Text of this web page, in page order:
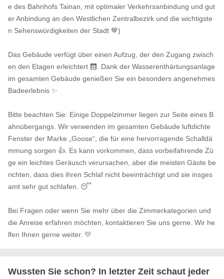
e des Bahnhofs Tainan, mit optimaler Verkehrsanbindung und gut
er Anbindung an den Westlichen Zentralbezirk und die wichtigste
n Sehenswürdigkeiten der Stadt 🤎)
Das Gebäude verfügt über einen Aufzug, der den Zugang zwisch
en den Etagen erleichtert 🛗. Dank der Wasserenthärtungsanlage
im gesamten Gebäude genießen Sie ein besonders angenehmes
Badeerlebnis ✨
Bitte beachten Sie: Einige Doppelzimmer liegen zur Seite eines B
ahnübergangs. Wir verwenden im gesamten Gebäude luftdichte
Fenster der Marke „Goose“, die für eine hervorragende Schalldä
mmung sorgen 👍. Es kann vorkommen, dass vorbeifahrende Zü
ge ein leichtes Geräusch verursachen, aber die meisten Gäste be
richten, dass dies ihren Schlaf nicht beeinträchtigt und sie insges
amt sehr gut schlafen. 😴
Bei Fragen oder wenn Sie mehr über die Zimmerkategorien und
die Anreise erfahren möchten, kontaktieren Sie uns gerne. Wir he
lfen Ihnen gerne weiter. 💛
Wussten Sie schon? In letzter Zeit schaut jeder